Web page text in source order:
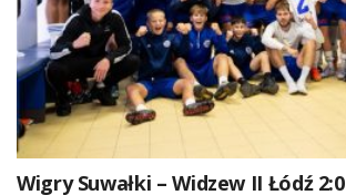
Wigry Suwałki – Widzew II Łódź 2:0